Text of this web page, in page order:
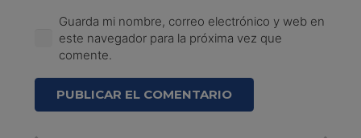
Guarda mi nombre, correo electrónico y web en
este navegador para la próxima vez que
comente.
PUBLICAR EL COMENTARIO